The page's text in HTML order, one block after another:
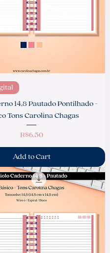
14,8 Pautado Pontilhado -
Tons Carolina Chagas
Price
R$6.50
Add to Cart